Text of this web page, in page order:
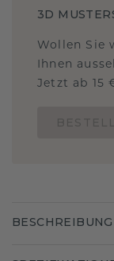
3D
Wollen Sie
Ihnen
Jetzt ab 15
BESCHREIBUNG